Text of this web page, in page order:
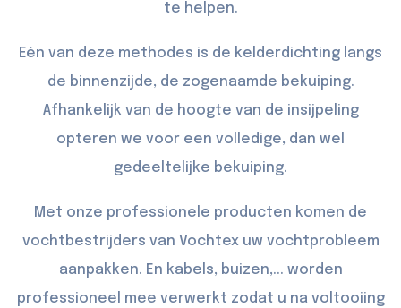
te helpen.
Eén van deze methodes is de kelderdichting langs
de binnenzijde, de zogenaamde bekuiping.
Afhankelijk van de hoogte van de insijpeling
opteren we voor een volledige, dan wel
gedeeltelijke bekuiping.
Met onze professionele producten komen de
vochtbestrijders van Vochtex uw vochtprobleem
aanpakken. En kabels, buizen,... worden
professioneel mee verwerkt zodat u na voltooiing